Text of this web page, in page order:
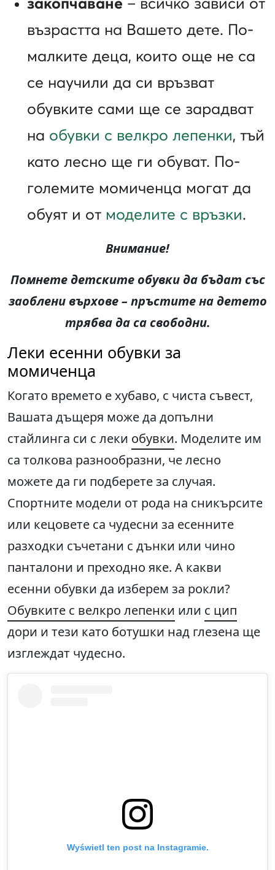
възрастта на Вашето дете. По-
малките деца, които още не са
се научили да си връзват
обувките сами ще се зарадват
на обувки с велкро лепенки, тъй
като лесно ще ги обуват. По-
големите момиченца могат да
обуят и от моделите с връзки.
Внимание!
Помнете детските обувки да бъдат със
заоблени върхове– пръстите на детето
трябва да са свободни.
Леки есенни обувки за
момиченца
Когато времето е хубаво, с чиста съвест,
Вашата дъщеря може да допълни
стайлинга си с леки обувки. Моделите им
са толкова разнообразни, че лесно
можете да ги подберете за случая.
Спортните модели от рода на сникърсите
или кецовете са чудесни за есенните
разходки съчетани с дънки или чино
панталони и преходно яке. А какви
есенни обувки да изберем за рокли?
Обувките с велкро лепенки или с цип
дори и тези като ботушки над глезена ще
изглеждат чудесно.
Wyświetl ten post na Instagramie.